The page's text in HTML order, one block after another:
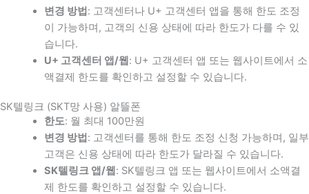
변경 방법 : 고객센터나 U+ 고객센터 앱을 통해 한도 조정
이 가능하며, 고객의 신용 상태에 따라 한도가 다를 수 있
습니다.
U+ 고객센터 앱/웹 : U+ 고객센터 앱 또는 웹사이트에서 소
액결제 한도를 확인하고 설정할 수 있습니다.
SK텔링크 (SKT망 사용) 알뜰폰
한도: 월 최대 100만원
변경 방법 : 고객센터를 통해 한도 조정 신청 가능하며, 일부
고객은 신용 상태에 따라 한도가 달라질 수 있습니다.
SK텔링크 앱/웹 : SK텔링크 앱 또는 웹사이트에서 소액결
제 한도를 확인하고 설정할 수 있습니다.